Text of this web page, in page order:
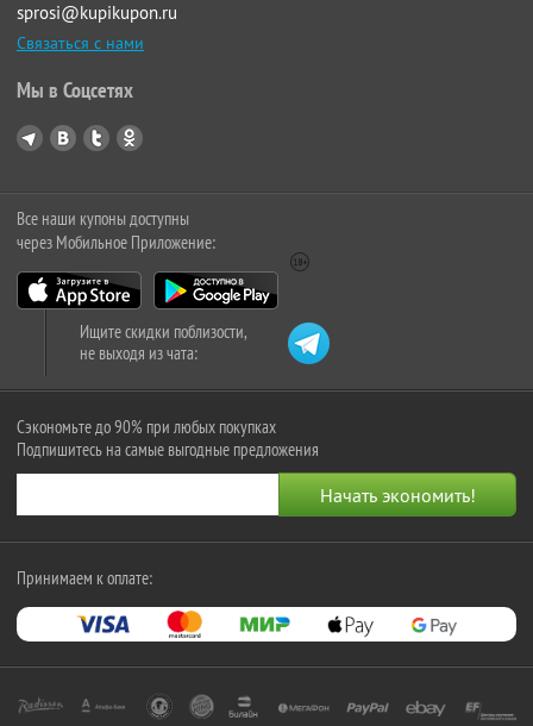
sprosi@kupikupon.ru
Связаться с нами
Мы в Соцсетях
Все наши купоны доступны
через Мобильное Приложение:
Ищите скидки поблизости,
не выходя из чата:
Сэкономьте до 90% при любых покупках
Подпишитесь на самые выгодные предложения
Принимаем к оплате: